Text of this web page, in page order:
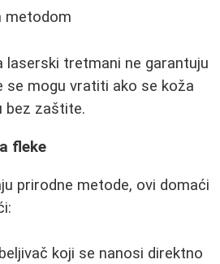
metodom
laserski tretmani ne garantuju
se mogu vratiti ako se koža
bez zaštite.
fleke
prirodne metode, ovi domaći
koji se nanosi direktno